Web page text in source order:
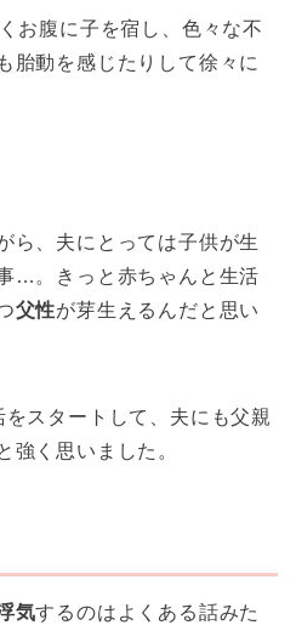
お腹に子を宿し、色々な不
胎動を感じたりして徐々に
ら、夫にとっては子供が生
…。きっと 赤ちゃんと生活
父性が芽生えるんだと思い
スタートして、夫にも父親
強く思いました。
気するのはよくある話みた